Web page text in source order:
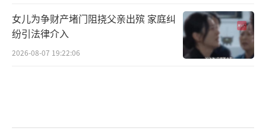
女儿为争财产堵门阻挠父亲出殡 家庭纠
纷引法律介入
2026-08-07 19:22:06